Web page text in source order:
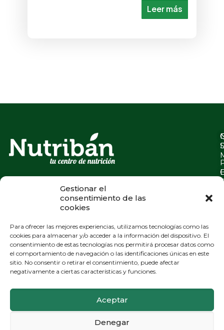
Gestionar el
consentimiento de las
cookies
Para ofrecer las mejores experiencias, utilizamos tecnologías como las
cookies para almacenar y/o acceder a la información del dispositivo. El
consentimiento de estas tecnologías nos permitirá procesar datos como
el comportamiento de navegación o las identificaciones únicas en este
sitio. No consentir o retirar el consentimiento, puede afectar
negativamente a ciertas características y funciones.
Aceptar
Denegar
Leer más